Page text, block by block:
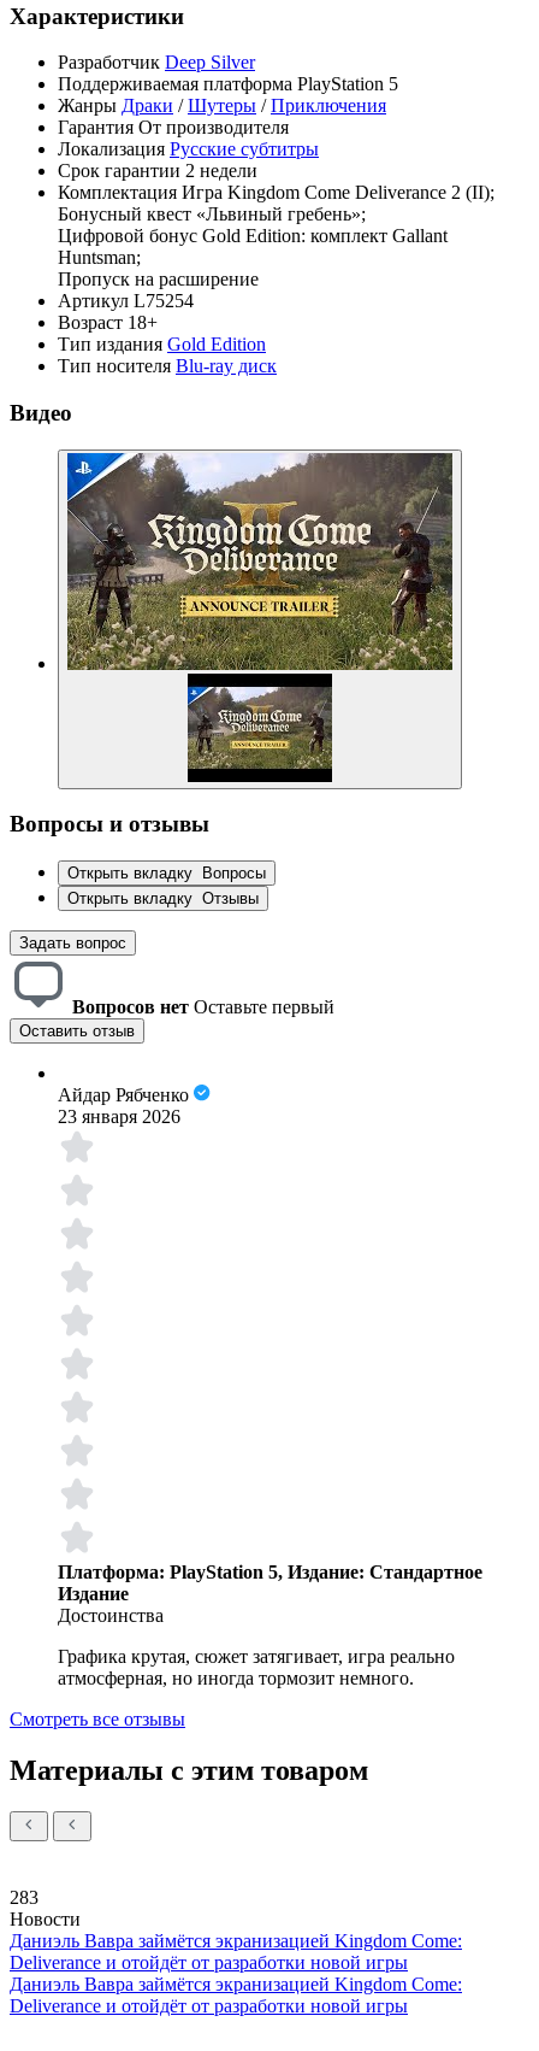
Характеристики
Разработчик Deep Silver
Поддерживаемая платформа PlayStation 5
Жанры Драки /Шутеры /Приключения
Гарантия От производителя
Локализация Русские субтитры
Срок гарантии 2 недели
Комплектация Игра Kingdom Come Deliverance 2 (II);
Бонусный квест «Львиный гребень»;
Цифровой бонус Gold Edition: комплект Gallant
Huntsman;
Пропуск на расширение
Артикул L75254
Возраст 18+
Тип издания Gold Edition
Тип носителя Blu-ray диск
Видео
Вопросы и отзывы
Открыть вкладку
Вопросы
Открыть вкладку Отзывы
Задать вопрос
Вопросов нет Оставьте первый
Оставить отзыв
Айдар Рябченко
23 января 2026
Платформа: PlayStation 5, Издание: Стандартное
Издание
Достоинства
Графика крутая, сюжет затягивает, игра реально
атмосферная, но иногда тормозит немного.
Смотреть все отзывы
Материалы с этим товаром
283
Новости
Даниэль Вавра займётся экранизацией Kingdom Come:
Deliverance и отойдёт от разработки новой игры
Даниэль Вавра займётся экранизацией Kingdom Come:
Deliverance и отойдёт от разработки новой игры